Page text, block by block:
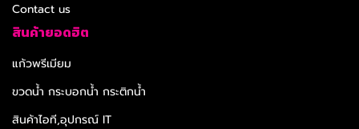
Contact us
สินค้ายอดฮิต
แก้วพรีเมียม
ขวดน้ำ กระบอกน้ำ กระติกน้ำ
สินค้าไอที,อุปกรณ์ IT